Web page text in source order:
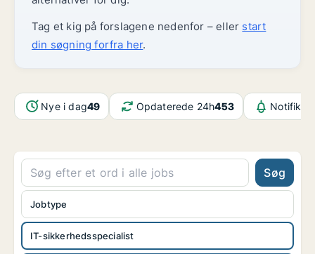
Tag et kig på forslagene nedenfor – eller start
din søgning forfra her.
Nye i dag49 Opdaterede 24h453
Søg
IT-sikkerhedsspecialist
Jobtype